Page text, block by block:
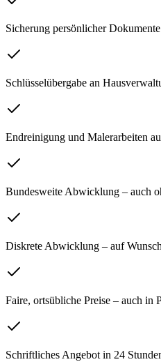
Sicherung persönlicher
Schlüsselübergabe an
Endreinigung und Malerarbeiten
Bundesweite Abwicklung – auch
Diskrete Abwicklung – auf
Faire, ortsübliche Preise – auch in
Schriftliches Angebot in 24